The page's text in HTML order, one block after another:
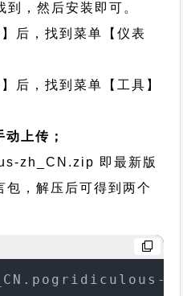
，然后安装即可。
后，找到菜单【仪表
后，找到菜单【工具】
上传；
zh_CN.zip 即最新版
，解压后可得到两个